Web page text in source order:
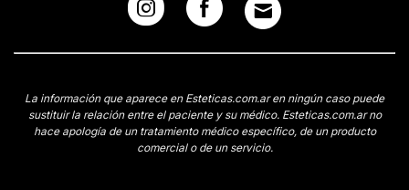
La información que aparece en Esteticas.com.ar en ningún caso puede
sustituir la relación entre el paciente y su médico. Esteticas.com.ar no
hace apología de un tratamiento médico específico, de un producto
comercial o de un servicio.